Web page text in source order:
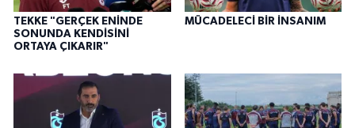
TEKKE "GERÇEK ENİNDE
SONUNDA KENDİSİNİ
ORTAYA ÇIKARIR"
MÜCADELECİ BİR İNSANIM